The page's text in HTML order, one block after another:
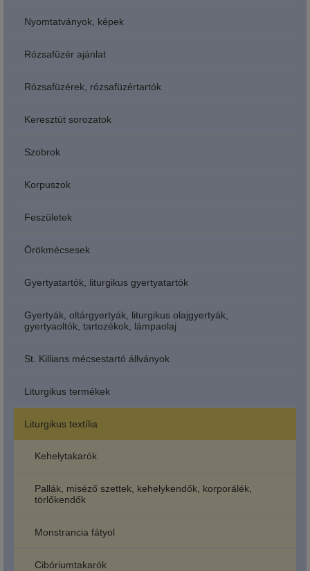
Nyomtatványok, képek
Rózsafüzér ajánlat
Rózsafüzérek, rózsafüzértartók
Keresztút sorozatok
Szobrok
Korpuszok
Feszületek
Örökmécsesek
Gyertyatartók, liturgikus gyertyatartók
Gyertyák, oltárgyertyák, liturgikus olajgyertyák,
gyertyaoltók, tartozékok, lámpaolaj
St. Killians mécsestartó állványok
Liturgikus termékek
Liturgikus textília
Kehelytakarók
Pallák, miséző szettek, kehelykendők, korporálék,
törlőkendők
Monstrancia fátyol
Cibóriumtakarók